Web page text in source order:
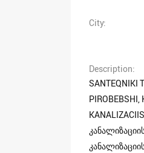
City
Description
SANTEQNIKI
PIROBEBSHI,